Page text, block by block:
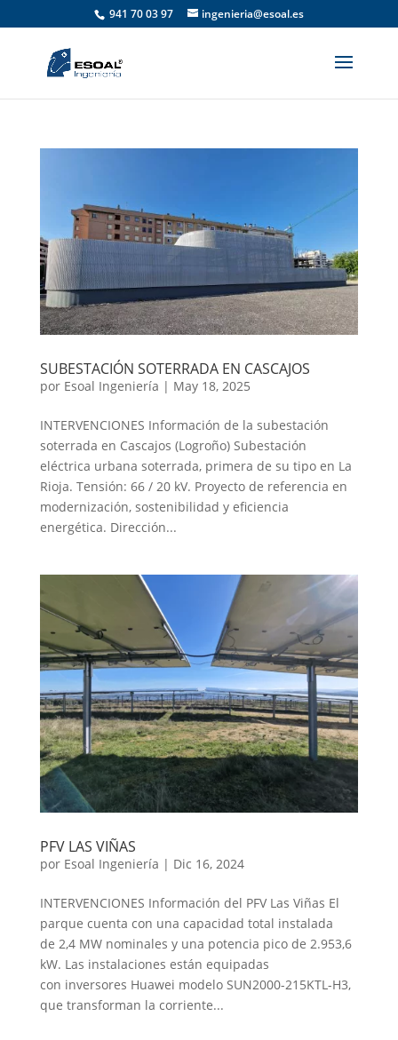
941 70 03 97 ingenieria@esoal.es
SUBESTACIÓN SOTERRADA EN CASCAJOS
por Esoal Ingeniería | May 18, 2025
INTERVENCIONES Información de la subestación
soterrada en Cascajos (Logroño) Subestación
eléctrica urbana soterrada, primera de su tipo en La
Rioja. Tensión: 66 / 20 kV. Proyecto de referencia en
modernización, sostenibilidad y eficiencia
energética. Dirección...
PFV LAS VIÑAS
por Esoal Ingeniería | Dic 16, 2024
INTERVENCIONES Información del PFV Las Viñas El
parque cuenta con una capacidad total instalada
de 2,4 MW nominales y una potencia pico de 2.953,6
kW. Las instalaciones están equipadas
con inversores Huawei modelo SUN2000-215KTL-H3,
que transforman la corriente...